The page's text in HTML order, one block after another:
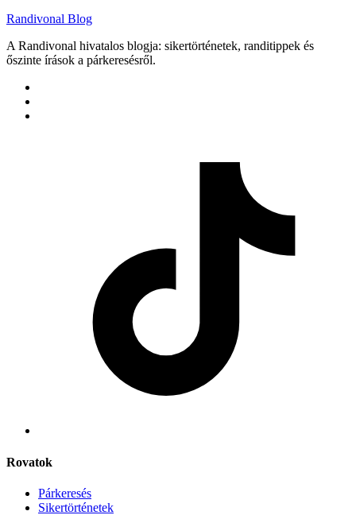
Randivonal Blog
A Randivonal hivatalos blogja: sikertörténetek, randitippek és
őszinte írások a párkeresésről.
Rovatok
Párkeresés
Sikertörténetek